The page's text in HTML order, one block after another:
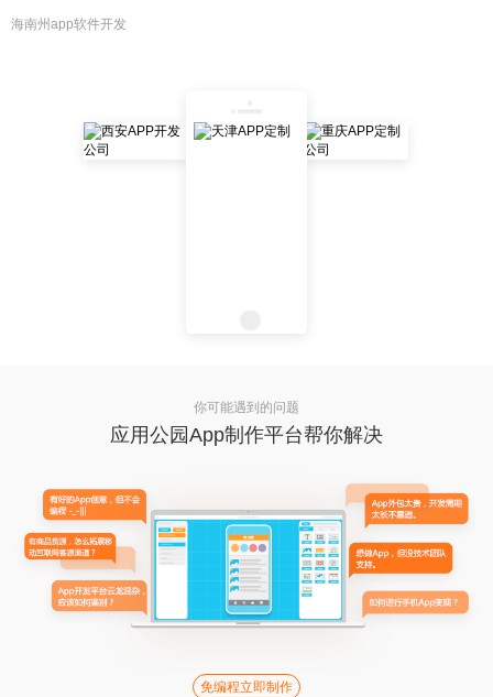
海南州app软件开发
你可能遇到的问题
应用公园App制作平台帮你解决
免编程立即制作